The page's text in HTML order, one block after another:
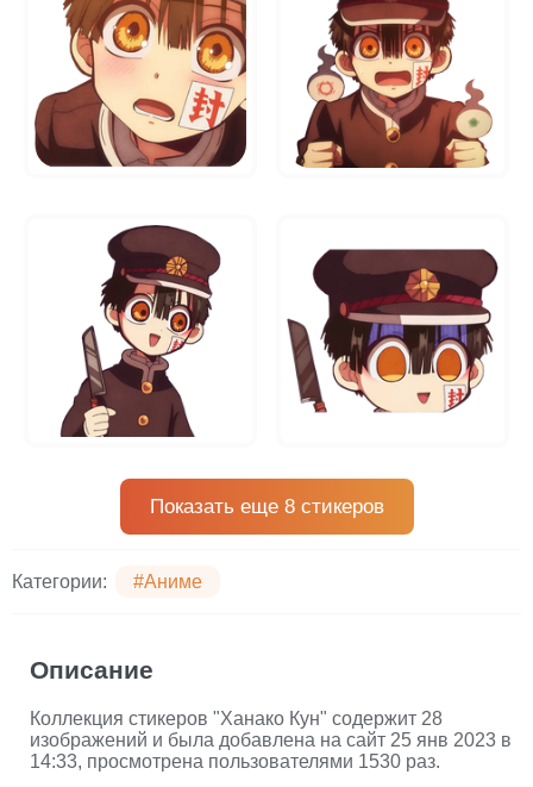
Показать еще 8 стикеров
Категории: #Аниме
Описание
Коллекция стикеров "Ханако Кун" содержит 28
изображений и была добавлена на сайт 25 янв 2023 в
14:33, просмотрена пользователями 1530 раз.